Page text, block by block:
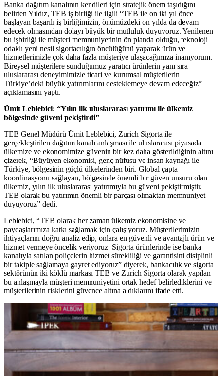
Banka dağıtım kanalının kendileri için stratejik önem taşıdığını
belirten Yıldız, TEB iş birliği ile ilgili “TEB ile on iki yıl önce
başlayan başarılı iş birliğimizin, önümüzdeki on yılda da devam
edecek olmasından dolayı büyük bir mutluluk duyuyoruz. Yenilenen
bu işbirliği ile müşteri memnuniyetinin ön planda olduğu, teknoloji
odaklı yeni nesil sigortacılığın öncülüğünü yaparak ürün ve
hizmetlerimizle çok daha fazla müşteriye ulaşacağımıza inanıyorum.
Bireysel müşterilere sunduğumuz yaratıcı ürünlerin yanı sıra
uluslararası deneyimimizle ticari ve kurumsal müşterilerin
Türkiye’deki büyük yatırımlarını desteklemeye devam edeceğiz”
açıklamasını yaptı.
Ümit Leblebici: “Yılın ilk uluslararası yatırımı ile ülkemiz
bölgesinde güveni pekiştirdi”
TEB Genel Müdürü Ümit Leblebici, Zurich Sigorta ile
gerçekleştirilen dağıtım kanalı anlaşması ile uluslararası piyasada
ülkemize ve ekonomimize güvenin bir kez daha gösterildiğinin altını
çizerek, “Büyüyen ekonomisi, genç nüfusu ve insan kaynağı ile
Türkiye, bölgesinin güçlü ülkelerinden biri. Global çapta
koordinasyonu sağlayan, bölgesinde önemli bir güven unsuru olan
ülkemiz, yılın ilk uluslararası yatırımıyla bu güveni pekiştirmiştir.
TEB olarak bu yatırımın önemli bir parçası olmaktan memnuniyet
duyuyoruz” dedi.
Leblebici, “TEB olarak her zaman ülkemiz ekonomisine ve
paydaşlarımıza katkı sağlamak için çalışıyoruz. Müşterilerimizin
ihtiyaçlarını doğru analiz edip, onlara en güvenli ve avantajlı ürün ve
hizmet vermeye öncelik veriyoruz. Sigorta ürünlerinde ise banka
kanalıyla satılan poliçelerin hizmet sürekliliği ve garantisini disiplinli
bir takiple sağlamaya gayret ediyoruz” diyerek, bankacılık ve sigorta
sektörünün iki köklü markası TEB ve Zurich Sigorta olarak yapılan
bu anlaşmayla müşteri memnuniyetini ortak hedef belirlediklerini ve
müşterilerinin risklerini güvence altına aldıklarını ifade etti.